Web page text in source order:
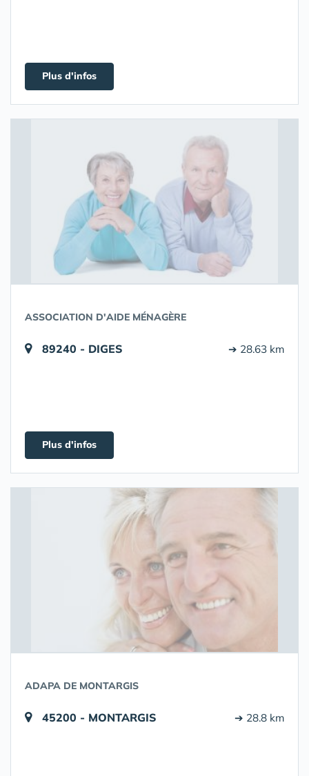
Plus d'infos
ASSOCIATION D'AIDE MÉNAGÈRE
89240 - DIGES ➔ 28.63 km
Plus d'infos
ADAPA DE MONTARGIS
45200 - MONTARGIS ➔ 28.8 km